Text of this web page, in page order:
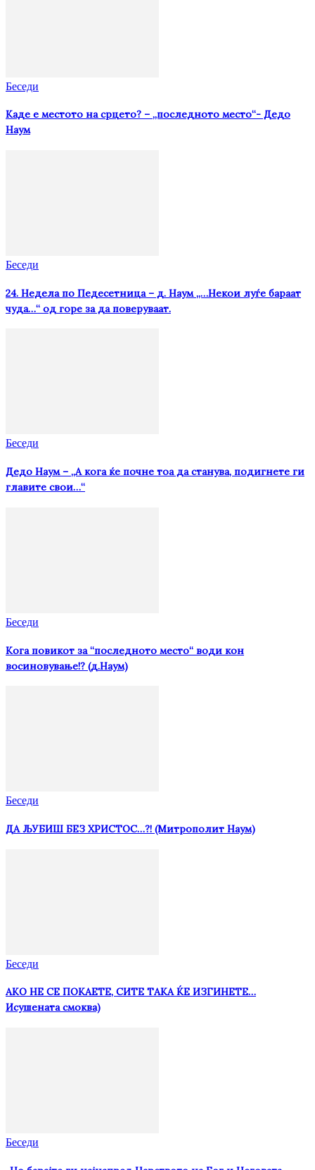
Беседи
Каде е местото на срцето? – „последното место“- Дедо
Наум
Беседи
24. Недела по Педесетница – д. Наум „…Некои луѓе бараат
чуда…“ од горе за да поверуваат.
Беседи
Дедо Наум – „А кога ќе почне тоа да станува, подигнете ги
главите свои…“
Беседи
Кога повикот за “последното место“ води кон
восиновување!? (д.Наум)
Беседи
ДА ЉУБИШ БЕЗ ХРИСТОС…?! (Митрополит Наум)
Беседи
АКО НЕ СЕ ПОКАЕТЕ, СИТЕ ТАКА ЌЕ ИЗГИНЕТЕ…
Исушената смоква)
Беседи